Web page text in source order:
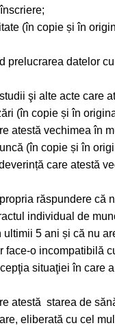
(în copie și în
prelucrarea datelor
şi alte acte care
(în copie și în
atestă vechimea în
(în copie și în
care atestă
răspundere că
individual de
5 ani și că nu
face-o incompatibilă
situaţiei în care
atestă starea de
eliberată cu cel